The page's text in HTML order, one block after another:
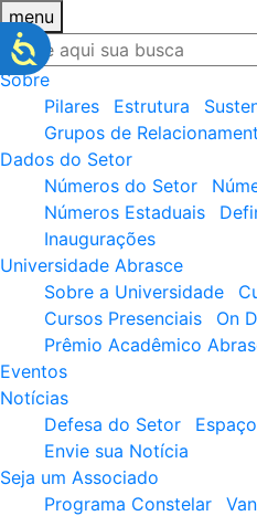
menu
Sobre
Pilares
Estrutura
Grupos de
Dados do Setor
Números do Setor
Números Estaduais
Inaugurações
Universidade Abrasce
Sobre a Universidade
Cursos Presenciais
On
Prêmio Acadêmico
Eventos
Notícias
Defesa do Setor
Envie sua Notícia
Seja um Associado
Programa Constelar